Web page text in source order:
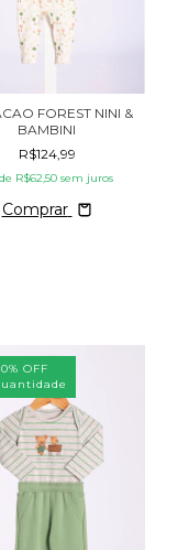
FOREST NINI &
BAMBINI
R$124,99
R$62,50 sem juros
Comprar
OFF